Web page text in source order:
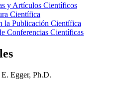
y Artículos Científicos
Científica
la Publicación Científica
Conferencias Científicas
Egger, Ph.D.